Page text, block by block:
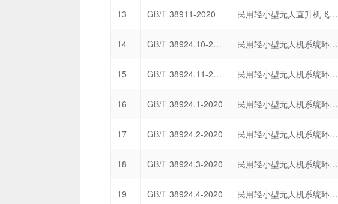
13 GB/T 38911-2020 民用轻小型无人直升机飞行控制系统通用要求
14 GB/T 38924.10-2020 民用轻小型无人机系统环境试验方法 第10部分： 砂尘试验
15 GB/T 38924.11-2023 民用轻小型无人机系统环境试验方法 第11部分：霉菌试验
16 GB/T 38924.1-2020 民用轻小型无人机系统环境试验方法 第1部分: 总则
17 GB/T 38924.2-2020 民用轻小型无人机系统环境试验方法 第2部分: 低温试验
18 GB/T 38924.3-2020 民用轻小型无人机系统环境试验方法 第3部分：高温试验
19 GB/T 38924.4-2020 民用轻小型无人机系统环境试验方法 第4部分：温度和高度试验